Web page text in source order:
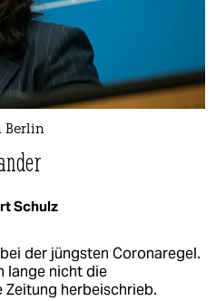
Berlin
Schulz
der jüngsten Coronaregel.
lange nicht die
Zeitung herbeischrieb.